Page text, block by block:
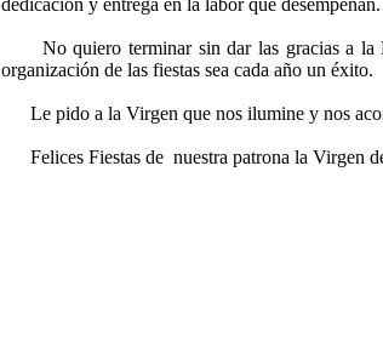
dedicación y entrega en la labor que desempeñan.
No quiero terminar sin dar las gracias a la
organización de las fiestas sea cada año un éxito.
Le pido a la Virgen que nos ilumine y nos
Felices Fiestas de nuestra patrona la Virgen